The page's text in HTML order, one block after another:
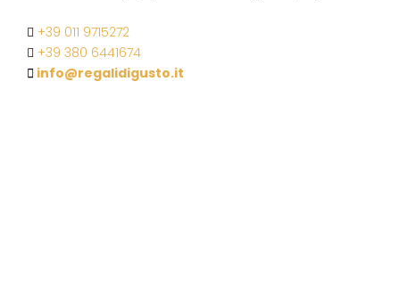
+39 011 9715272
+39 380 6441674
info@regalidigusto.it